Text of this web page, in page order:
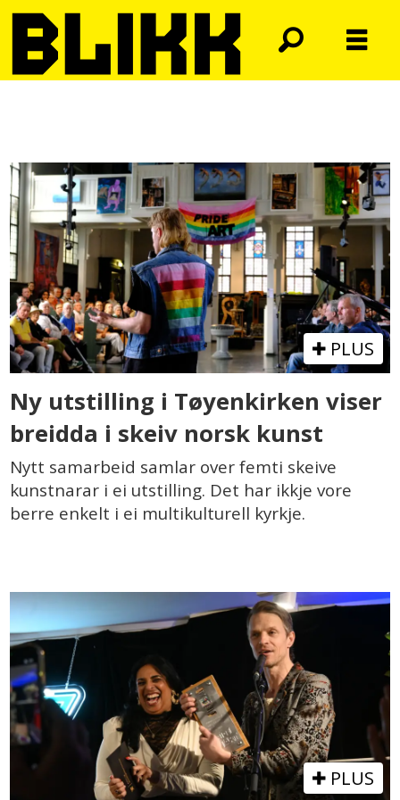
benjamin
sjøberg
PLUS
Ny utstilling i Tøyenkirken viser
breidda i skeiv norsk kunst
Nytt samarbeid samlar over femti skeive
kunstnarar i ei utstilling. Det har ikkje vore
berre enkelt i ei multikulturell kyrkje.
PLUS